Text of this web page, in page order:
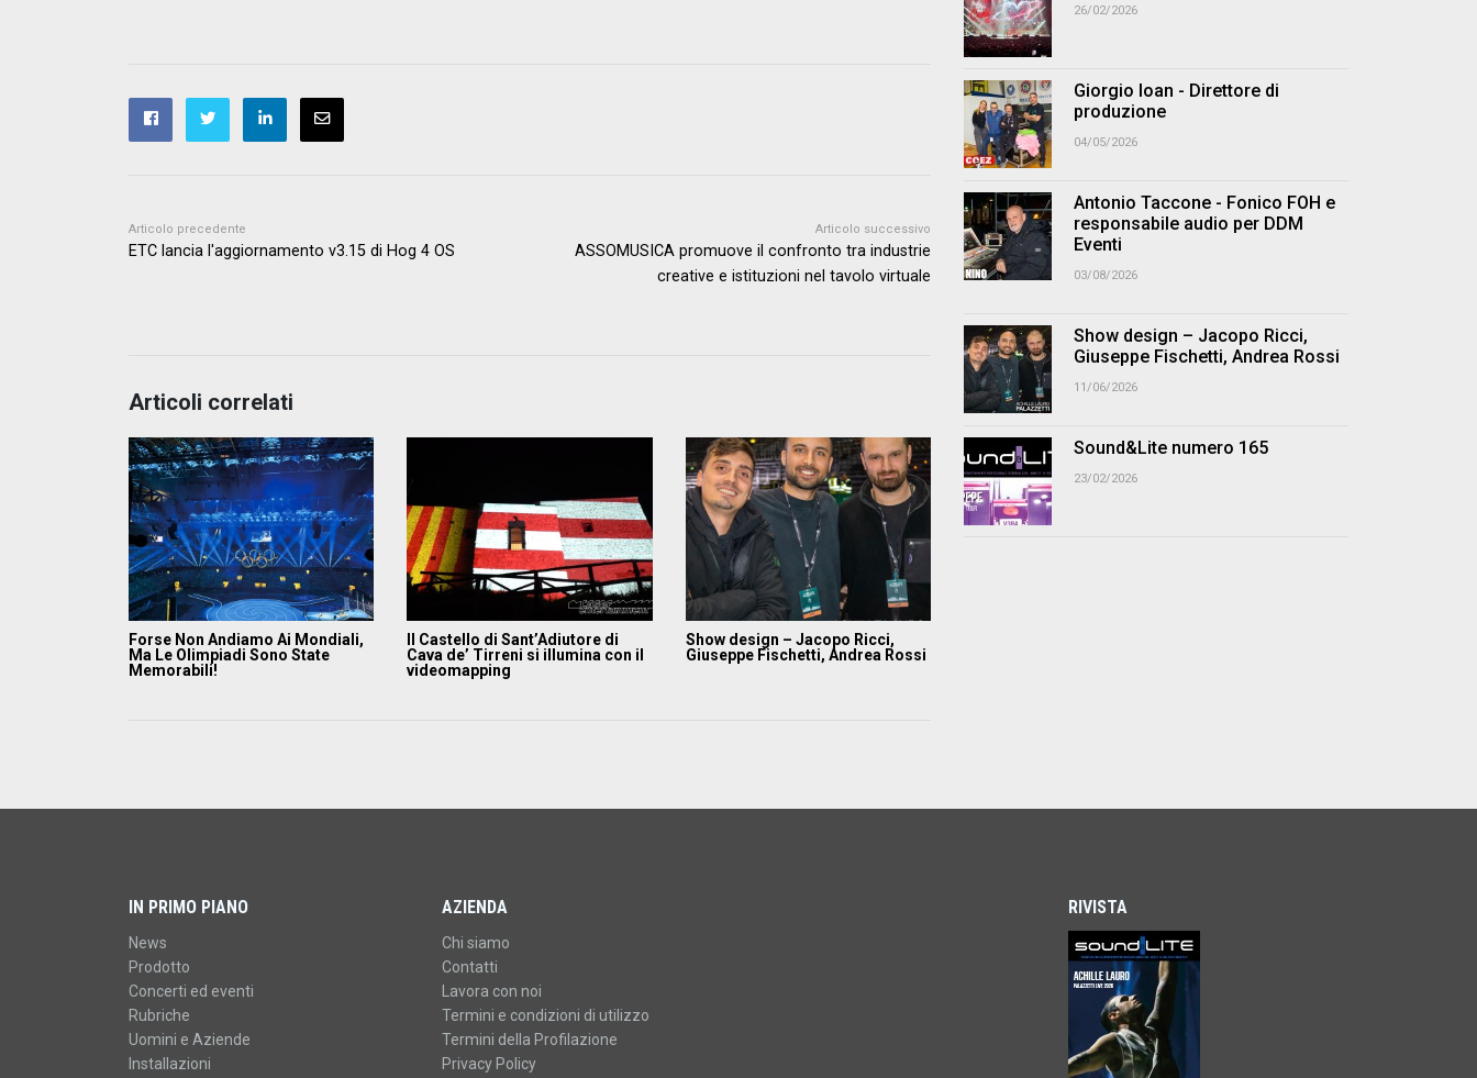
Articolo precedente
ETC lancia l'aggiornamento v3.15 di Hog 4 OS
Articolo successivo
ASSOMUSICA promuove il confronto tra industrie
creative e istituzioni nel tavolo virtuale
Articoli correlati
Forse Non Andiamo Ai Mondiali,
Ma Le Olimpiadi Sono State
Memorabili!
Il Castello di Sant’Adiutore di
Cava de’ Tirreni si illumina con il
videomapping
Show design – Jacopo Ricci,
Giuseppe Fischetti, Andrea Rossi
26/02/2026
Giorgio Ioan - Direttore di
produzione
04/05/2026
Antonio Taccone - Fonico FOH e
responsabile audio per DDM
Eventi
03/08/2026
Show design – Jacopo Ricci,
Giuseppe Fischetti, Andrea Rossi
11/06/2026
Sound&Lite numero 165
23/02/2026
IN PRIMO PIANO
News
Prodotto
Concerti ed eventi
Rubriche
Uomini e Aziende
Installazioni
AZIENDA
Chi siamo
Contatti
Lavora con noi
Termini e condizioni di utilizzo
Termini della Profilazione
Privacy Policy
RIVISTA